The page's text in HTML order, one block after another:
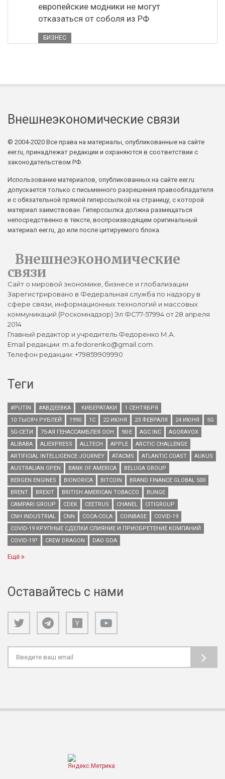
европейские модники не могут
отказаться от соболя из РФ
БИЗНЕС
Внешнеэкономические связи
© 2004-2020 Все права на материалы, опубликованные на сайте
eer.ru, принадлежат редакции и охраняются в соответствии с
законодательством РФ.
Использование материалов, опубликованных на сайте eer.ru
допускается только с письменного разрешения правообладателя
и с обязательной прямой гиперссылкой на страницу, с которой
материал заимствован. Гиперссылка должна размещаться
непосредственно в тексте, воспроизводящем оригинальный
материал eer.ru, до или после цитируемого блока.
Внешнеэкономические
связи
Сайт о мировой экономике, бизнесе и глобализации
Зарегистрировано в Федеральная служба по надзору в
сфере связи, информационных технологий и массовых
коммуникаций (Роскомнадзор) Эл ФС77-57994 от 28 апреля
2014
Главный редактор и учредитель Федоренко М.А.
Email редакции: m.a.fedorenko@gmail.com.
Телефон редакции: +79859909990
Теги
#PUTIN #АВДЕЕВКА . КИБЕРАТАКИ
1 СЕНТЯБРЯ
10 ТЫСЯЧ РУБЛЕЙ
1990 1С 22 ИЮНЯ 23 ФЕВРАЛЯ 24 ИЮНЯ
5G
5G-СЕТИ
75-АЯ ГЕНАССАМБЛЕЯ ООН 90-Е AGC INC
AGORAVOX
ALIBABA
ALIEXPRESS ALLTECH APPLE
ARCTIC CHALLENGE
ARTIFICIAL INTELLIGENCE JOURNEY
ATACMS ATLANTIC COAST
AUKUS
AUSTRALIAN OPEN
BANK OF AMERICA
BELUGA GROUP
BERGEN ENGINES
BIONORICA BITCOIN
BRAND FINANCE GLOBAL 500
BRENT
BREXIT BRITISH AMERICAN TOBACCO
BUNGE
CAMPARI GROUP
CDEK CEETRUS CHANEL
CITIGROUP
CNH INDUSTRIAL
CNN COCA-COLA COINBASE
COVID-19
COVID-19 КРУПНЫЕ СДЕЛКИ СЛИЯНИЕ И ПРИОБРЕТЕНИЕ КОМПАНИЙ
COVID-19?
CREW DRAGON DAO GDA
Ещё
Оставайтесь с нами